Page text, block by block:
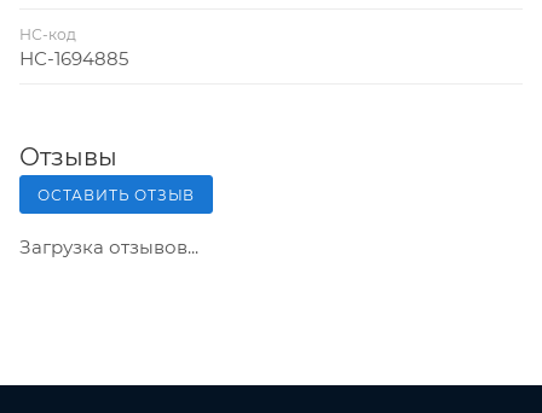
НС-код
НС-1694885
Отзывы
ОСТАВИТЬ ОТЗЫВ
Загрузка отзывов...